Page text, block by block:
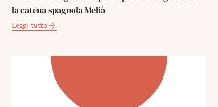
la catena spagnola Melià
Leggi tutto